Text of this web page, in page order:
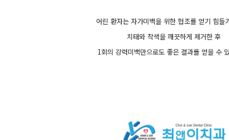
어린 환자는 자가미백을 위한 협조를 얻기 힘들
치태와 착색을 깨끗하게 제거한 후
1회의 강력미백만으로도 좋은 결과를 얻을 수